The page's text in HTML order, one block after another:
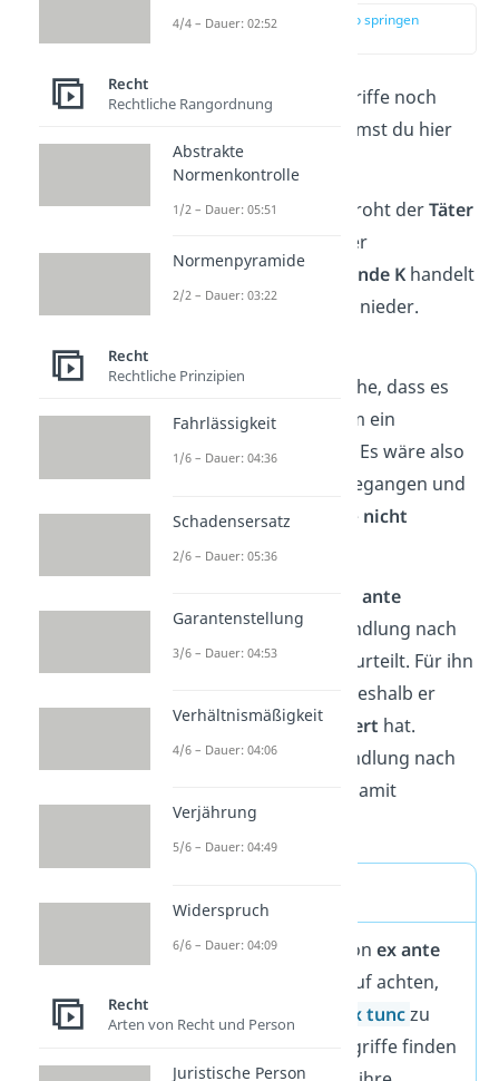
zur Stelle im Video springen
Damit du die beiden Begriffe noch
besser verstehst, bekommst du hier
ein Beispiel
Bei einemBankraub bedroht derTäter
die Mitarbeiter mit einer
Spielzeugpistole. Der Kunde K handelt
und schlägt T von hinten nieder.
Die
berücksichtigt die Tatsache, dass es
sich bei der Waffe nur um ein
Spielzeug gehandelt hat. Es wäre also
keine Gefahr
von T ausgegangen und
die Handlung von K wäre nicht
gerechtfertigtgewesen.
ex ante
Beurteilungwird die Handlung nach
dem Vorwissen von K beurteilt. Für ihn
, weshalb er
dementsprechend reagiert hat.
Deswegen war seine Handlung nach
und damit
gerechtfertigt
Bei der Verwendung vonex ante
musst du darauf achten,
sie nicht mit
ex tunczu
verwechseln. Diese Begriffe finden
4/4 – Dauer: 02:52
Recht
Rechtliche Rangordnung
Abstrakte
Normenkontrolle
1/2 – Dauer: 05:51
Normenpyramide
2/2 – Dauer: 03:22
Recht
Rechtliche Prinzipien
Fahrlässigkeit
1/6 – Dauer: 04:36
Schadensersatz
2/6 – Dauer: 05:36
Garantenstellung
3/6 – Dauer: 04:53
Verhältnismäßigkeit
4/6 – Dauer: 04:06
Verjährung
5/6 – Dauer: 04:49
Widerspruch
6/6 – Dauer: 04:09
Recht
Arten von Recht und Person
Juristische Person